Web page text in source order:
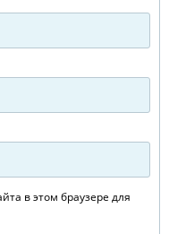
в этом браузере для